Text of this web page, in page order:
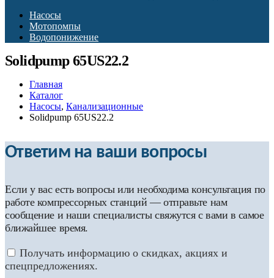
Насосы
Мотопомпы
Водопонижение
Solidpump 65US22.2
Главная
Каталог
Насосы, Канализационные
Solidpump 65US22.2
Ответим на ваши вопросы
Если у вас есть вопросы или необходима консультация по
работе компрессорных станций — отправьте нам
сообщение и наши специалисты свяжутся с вами в самое
ближайшее время.
Получать информацию о скидках, акциях и
спецпредложениях.